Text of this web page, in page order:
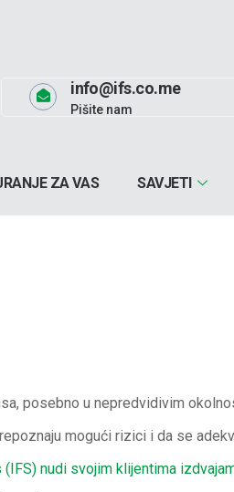
info@ifs.co.me
Pišite nam
ZA VAS SAVJETI
posebno u nepredvidivim
mogući rizici i da se
nudi svojim klijentima